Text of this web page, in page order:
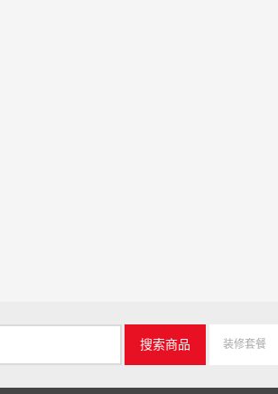
搜索商品 装修套餐